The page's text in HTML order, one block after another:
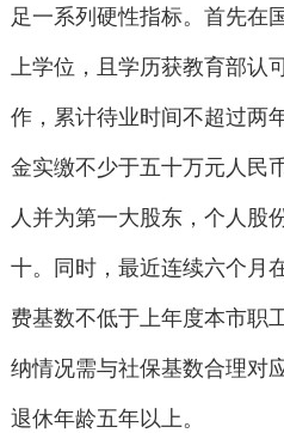
足一系列硬性指标。首先在
上学位，且学历获教育部认
作，累计待业时间不超过两
金实缴不少于五十万元人民
人并为第一大股东，个人股
十。同时，最近连续六个月
费基数不低于上年度本市职
纳情况需与社保基数合理对
退休年龄五年以上。